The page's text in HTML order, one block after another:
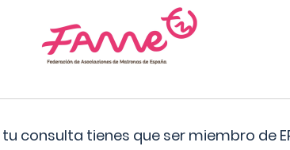
consulta tienes que ser miembro de